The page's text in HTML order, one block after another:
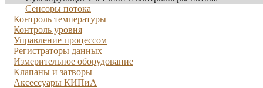
Сенсоры потока
Контроль температуры
Контроль уровня
Управление процессом
Регистраторы данных
Измерительное оборудование
Клапаны и затворы
Аксессуары КИПиА